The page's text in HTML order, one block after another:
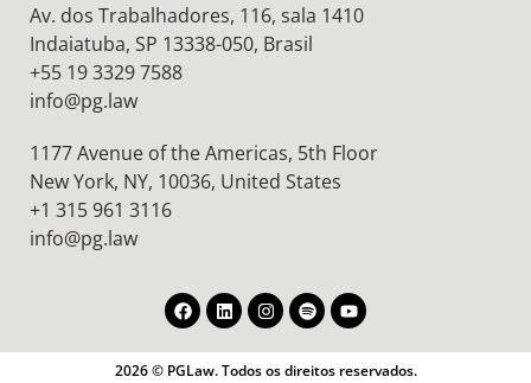
Av. dos Trabalhadores, 116, sala 1410
Indaiatuba, SP 13338-050, Brasil
+55 19 3329 7588
info@pg.law
1177 Avenue of the Americas, 5th Floor
New York, NY, 10036, United States
+1 315 961 3116
info@pg.law
2026 © PGLaw. Todos os direitos reservados.